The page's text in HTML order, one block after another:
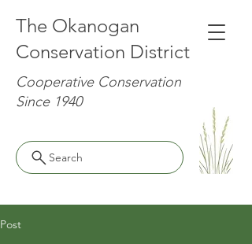
The Okanogan
Conservation District
Cooperative Conservation
Since 1940
Search
Post